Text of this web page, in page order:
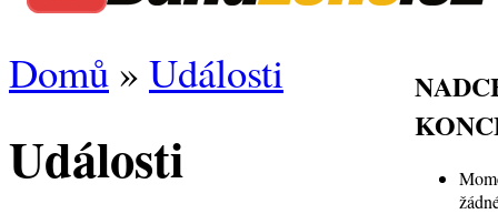
Domů » Události
Události